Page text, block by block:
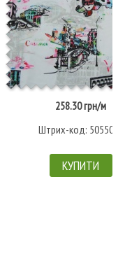
258.30 грн/м
Штрих-код: 5055006
КУПИТИ